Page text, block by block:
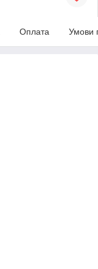
Оплата Умови